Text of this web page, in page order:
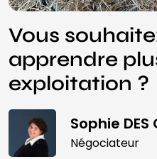
Vous
apprendre
exploitation ?
Sophie DES
Négociateur